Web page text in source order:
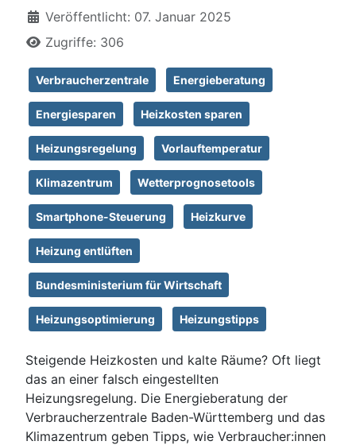
Veröffentlicht: 07. Januar 2025
Zugriffe: 306
Verbraucherzentrale Energieberatung
Energiesparen Heizkosten sparen
Heizungsregelung Vorlauftemperatur
Klimazentrum Wetterprognosetools
Smartphone-Steuerung Heizkurve
Heizung entlüften
Bundesministerium für Wirtschaft
Heizungsoptimierung Heizungstipps
Steigende Heizkosten und kalte Räume? Oft liegt
das an einer falsch eingestellten
Heizungsregelung. Die Energieberatung der
Verbraucherzentrale Baden-Württemberg und das
Klimazentrum geben Tipps, wie Verbraucher:innen